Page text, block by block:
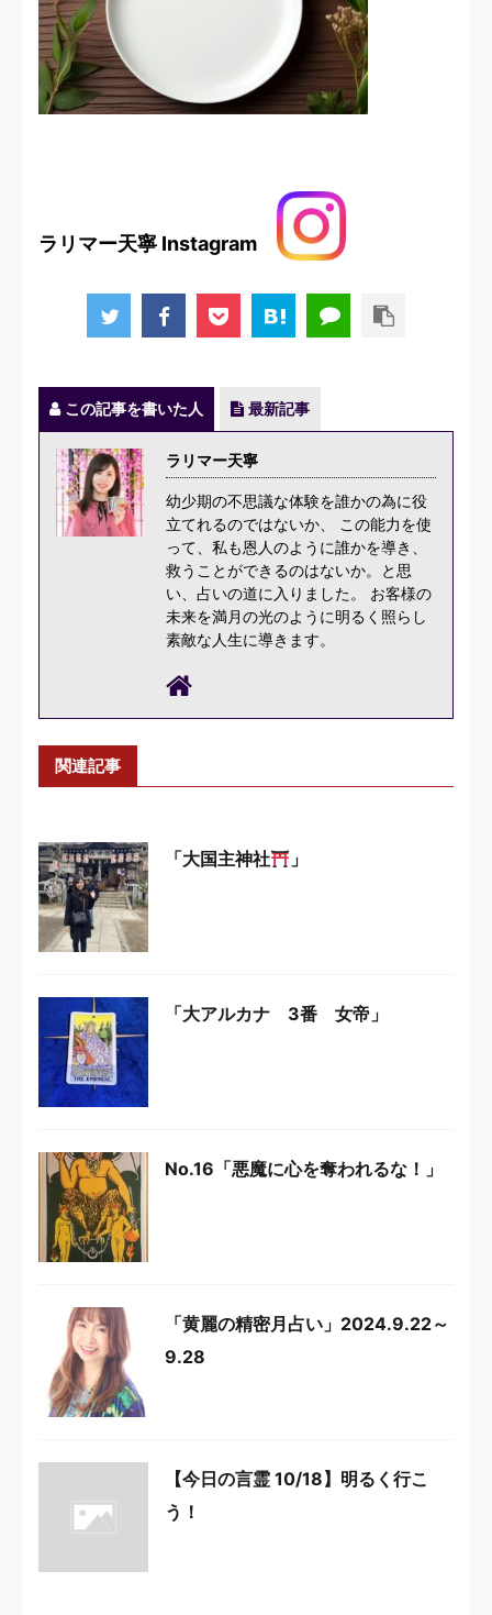
ラリマー天寧 Instagram
この記事を書いた人 最新記事
ラリマー天寧
幼少期の不思議な体験を誰かの為に役
立てれるのではないか、 この能力を使
って、私も恩人のように誰かを導き、
救うことができるのはないか。と思
い、占いの道に入りました。 お客様の
未来を満月の光のように明るく照らし
素敵な人生に導きます。
関連記事
「大国主神社 」
「大アルカナ 3番 女帝」
No.16「悪魔に心を奪われるな！」
「黄麗の精密月占い」2024.9.22～
9.28
【今日の言霊 10/18】明るく行こ
う！